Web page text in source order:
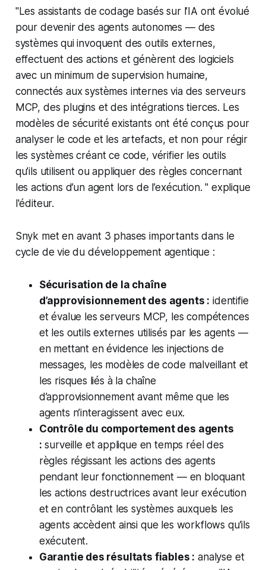
"Les assistants de codage basés sur l’IA ont évolué
pour devenir des agents autonomes — des
systèmes qui invoquent des outils externes,
effectuent des actions et génèrent des logiciels
avec un minimum de supervision humaine,
connectés aux systèmes internes via des serveurs
MCP, des plugins et des intégrations tierces. Les
modèles de sécurité existants ont été conçus pour
analyser le code et les artefacts, et non pour régir
les systèmes créant ce code, vérifier les outils
qu’ils utilisent ou appliquer des règles concernant
les actions d’un agent lors de l’exécution. " explique
l'éditeur.
Snyk met en avant 3 phases importants dans le
cycle de vie du développement agentique :
Sécurisation de la chaîne
d’approvisionnement des agents : identifie
et évalue les serveurs MCP, les compétences
et les outils externes utilisés par les agents —
en mettant en évidence les injections de
messages, les modèles de code malveillant et
les risques liés à la chaîne
d’approvisionnement avant même que les
agents n’interagissent avec eux.
Contrôle du comportement des agents
: surveille et applique en temps réel des
règles régissant les actions des agents
pendant leur fonctionnement — en bloquant
les actions destructrices avant leur exécution
et en contrôlant les systèmes auxquels les
agents accèdent ainsi que les workflows qu’ils
exécutent.
Garantie des résultats fiables : analyse et